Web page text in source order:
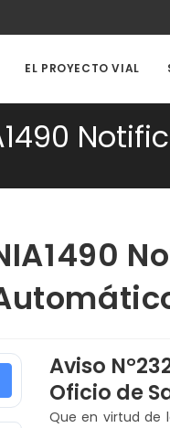
EL PROYECTO VIAL
Aviso
Oficio de
Que en virtud de